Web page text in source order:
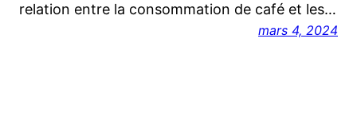
relation entre la consommation de café et les…
mars 4, 2024